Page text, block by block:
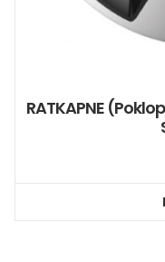
RATKAPNE